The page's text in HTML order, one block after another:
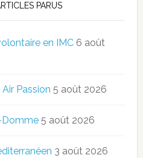
PARUS
en IMC 6 août
Passion 5 août 2026
Domme 5 août 2026
3 août 2026